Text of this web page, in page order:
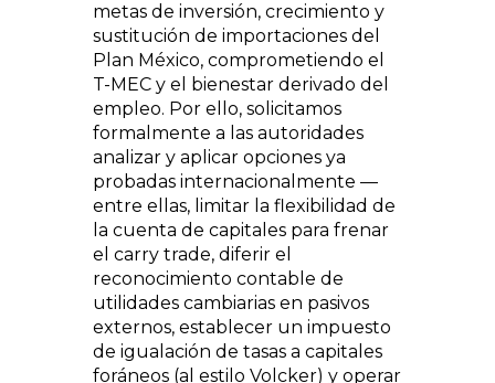
metas de inversión, crecimiento y
sustitución de importaciones del
Plan México, comprometiendo el
T-MEC y el bienestar derivado del
empleo. Por ello, solicitamos
formalmente a las autoridades
analizar y aplicar opciones ya
probadas internacionalmente —
entre ellas, limitar la flexibilidad de
la cuenta de capitales para frenar
el carry trade, diferir el
reconocimiento contable de
utilidades cambiarias en pasivos
externos, establecer un impuesto
de igualación de tasas a capitales
foráneos (al estilo Volcker) y operar